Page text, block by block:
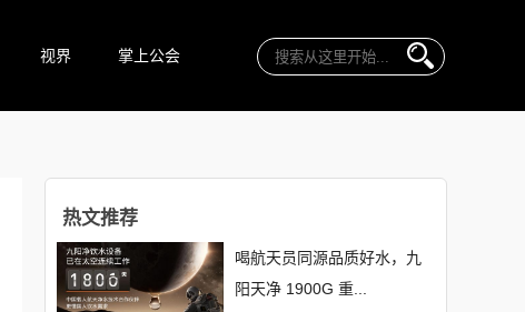
视界 掌上公会
热文推荐
喝航天员同源品质好水，九
阳天净 1900G 重...